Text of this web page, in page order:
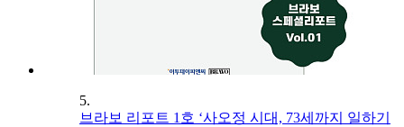
5.
브라보 리포트 1호 ‘사오정 시대, 73세까지 일하기